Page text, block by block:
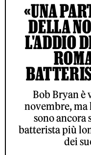
«UNA
DELLA
L'ADDIO
Bob Bryan è
novembre, ma
sono ancora
batterista più
dei